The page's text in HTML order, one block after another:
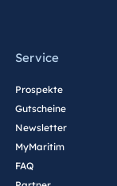
Service
Prospekte
Gutscheine
Newsletter
MyMaritim
FAQ